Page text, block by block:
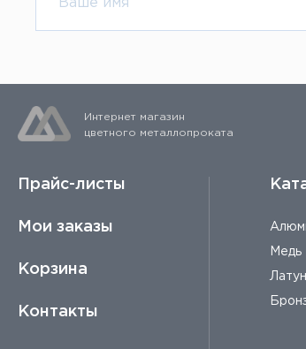
Интернет магазин
цветного металлопроката
Прайс-листы
Мои заказы
Корзина
Контакты
Медь